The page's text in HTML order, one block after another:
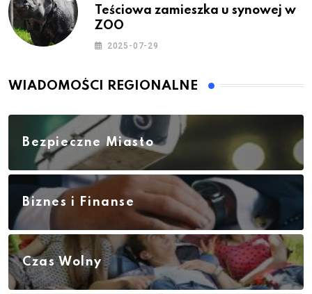
Teściowa zamieszka u synowej w
ZOO
2025-07-29
WIADOMOŚCI REGIONALNE
Bezpieczne Miasto
Biznes i Finanse
Czas Wolny